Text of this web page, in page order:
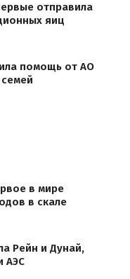
отправила
яиц
помощь от АО
в мире
в скале
Рейн и Дунай,
АЭС